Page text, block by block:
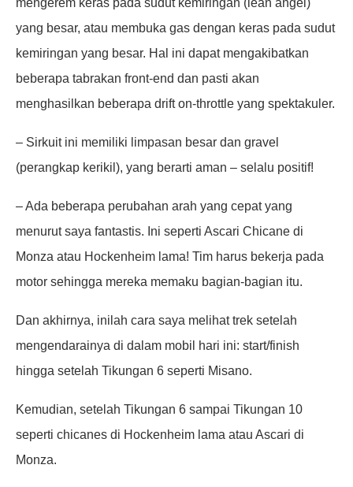
yang besar, atau membuka gas dengan keras pada sudut
kemiringan yang besar. Hal ini dapat mengakibatkan
beberapa tabrakan front-end dan pasti akan
menghasilkan beberapa drift on-throttle yang spektakuler.
– Sirkuit ini memiliki limpasan besar dan gravel
(perangkap kerikil), yang berarti aman – selalu positif!
– Ada beberapa perubahan arah yang cepat yang
menurut saya fantastis. Ini seperti Ascari Chicane di
Monza atau Hockenheim lama! Tim harus bekerja pada
motor sehingga mereka memaku bagian-bagian itu.
Dan akhirnya, inilah cara saya melihat trek setelah
mengendarainya di dalam mobil hari ini: start/finish
hingga setelah Tikungan 6 seperti Misano.
Kemudian, setelah Tikungan 6 sampai Tikungan 10
seperti chicanes di Hockenheim lama atau Ascari di
Monza.